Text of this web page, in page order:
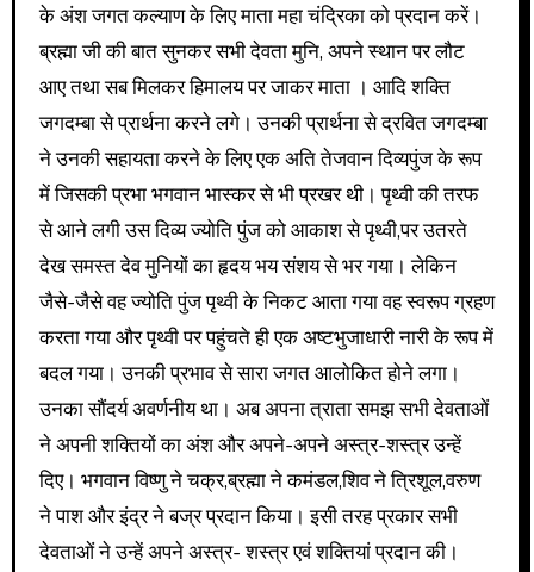
के अंश जगत कल्याण के लिए माता महा चंद्रिका को प्रदान करें।
ब्रह्मा जी की बात सुनकर सभी देवता मुनि, अपने स्थान पर लौट
आए तथा सब मिलकर हिमालय पर जाकर माता । आदि शक्ति
जगदम्बा से प्रार्थना करने लगे। उनकी प्रार्थना से द्रवित जगदम्बा
ने उनकी सहायता करने के लिए एक अति तेजवान दिव्यपुंज के रूप
में जिसकी प्रभा भगवान भास्कर से भी प्रखर थी। पृथ्वी की तरफ
से आने लगी उस दिव्य ज्योति पुंज को आकाश से पृथ्वी,पर उतरते
देख समस्त देव मुनियों का हृदय भय संशय से भर गया। लेकिन
जैसे-जैसे वह ज्योति पुंज पृथ्वी के निकट आता गया वह स्वरूप ग्रहण
करता गया और पृथ्वी पर पहुंचते ही एक अष्टभुजाधारी नारी के रूप में
बदल गया। उनकी प्रभाव से सारा जगत आलोकित होने लगा।
उनका सौंदर्य अवर्णनीय था। अब अपना त्राता समझ सभी देवताओं
ने अपनी शक्तियों का अंश और अपने-अपने अस्त्र-शस्त्र उन्हें
दिए। भगवान विष्णु ने चक्र,ब्रह्मा ने कमंडल,शिव ने त्रिशूल,वरुण
ने पाश और इंद्र ने बज्र प्रदान किया। इसी तरह प्रकार सभी
देवताओं ने उन्हें अपने अस्त्र- शस्त्र एवं शक्तियां प्रदान की।